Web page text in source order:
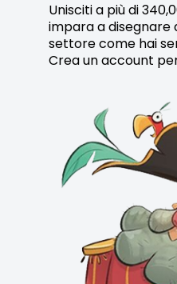
Unisciti a più di
impara a disegnare
settore come hai
Crea un account